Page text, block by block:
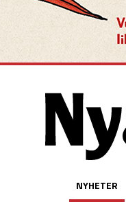
NYHETER